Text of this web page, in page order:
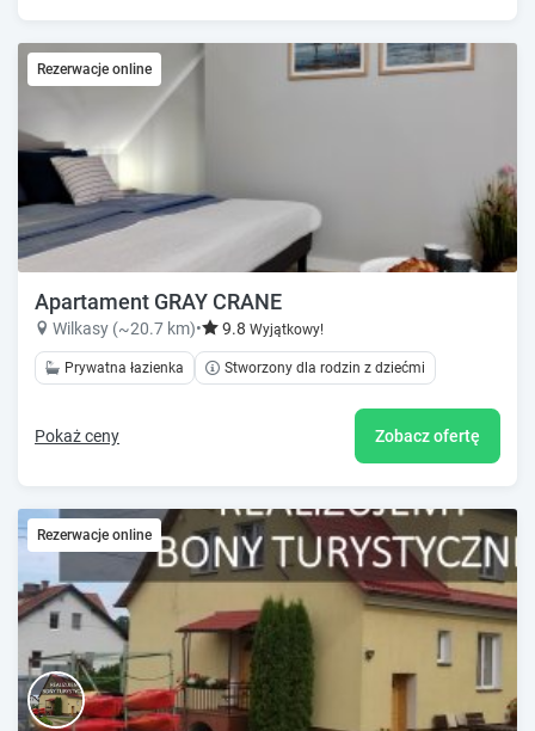
Rezerwacje online
Apartament GRAY CRANE
Wilkasy (~20.7 km)• 9.8 Wyjątkowy!
Prywatna łazienka Stworzony dla rodzin z dziećmi
Pokaż ceny Zobacz ofertę
Rezerwacje online